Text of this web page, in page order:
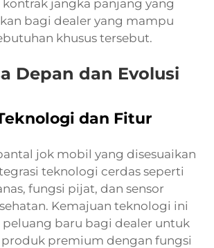
jangka panjang yang
bagi dealer yang mampu
khusus tersebut.
Depan dan Evolusi
dan Fitur
jok mobil yang disesuaikan
teknologi cerdas seperti
fungsi pijat, dan sensor
Kemajuan teknologi ini
baru bagi dealer untuk
premium dengan fungsi